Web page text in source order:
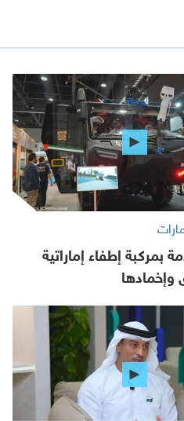
بمركبة إطفاء إماراتية
وإخمادها